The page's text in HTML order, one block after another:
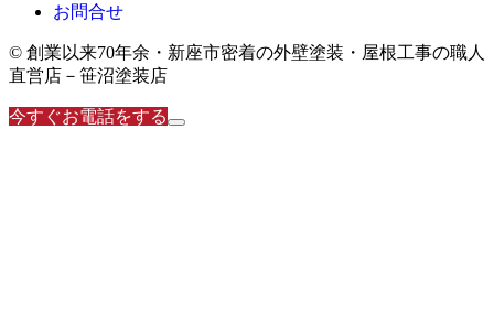
お問合せ
© 創業以来70年余・新座市密着の外壁塗装・屋根工事の職人
直営店－笹沼塗装店
今すぐお電話をする